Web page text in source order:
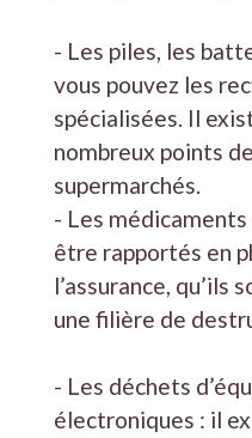
- Les piles, les
vous pouvez les
spécialisées. Il
nombreux points
supermarchés.
- Les
être rapportés en
l’assurance, qu’ils
une filière de
- Les déchets
électroniques : il